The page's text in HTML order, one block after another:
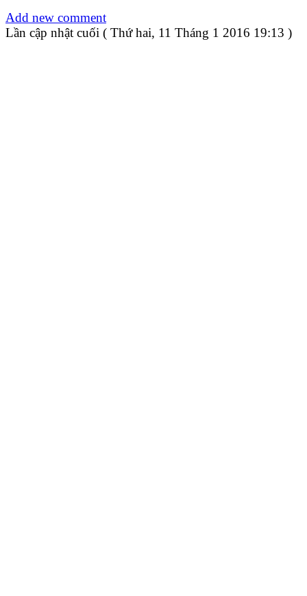
Add new comment
Lần cập nhật cuối ( Thứ hai, 11 Tháng 1 2016 19:13 )